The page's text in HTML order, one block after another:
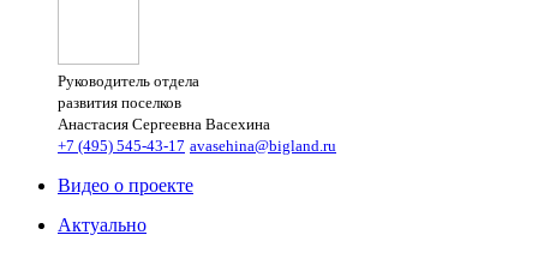
Руководитель отдела
развития поселков
Анастасия Сергеевна Васехина
+7 (495) 545-43-17 avasehina@bigland.ru
Видео о проекте
Актуально